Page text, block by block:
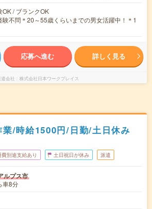
OK / ブランクOK
験不問＊20～55歳くらいまでの男女活躍中！＊1
応募へ進む 詳しく見る
会社 株式会社日本ワークプレイス
業/時給1500円/日勤/土日休み
費別途支給あり 土日祝日が休み 派遣
ルプス市
車8分